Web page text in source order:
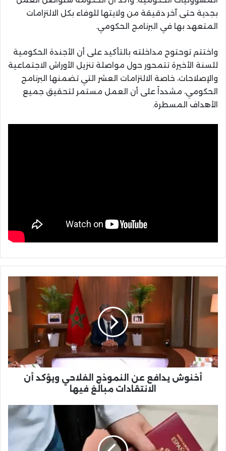
بجدية حتى آخر دقيقة من ولايتها للوفاء بكل الالتزامات
المتعهد بها في البرنامج الحكومي.
واختتم توحتوح مداخلته بالتأكيد على أن الأجندة الحكومية
للسنة الأخيرة تتمحور حول مواصلة تنزيل الأوراش الاجتماعية
والإصلاحات، خاصة الالتزامات العشر التي تضمنها البرنامج
الحكومي، مشدداً على أن العمل مستمر لتحقيق جميع
الأهداف المسطرة.
يدافع
عن
النموذج
الانتقادات
مبالغ
أخنوش يدافع عن النموذج الفلاحي ويؤكد أن
الانتقادات مبالغ فيها